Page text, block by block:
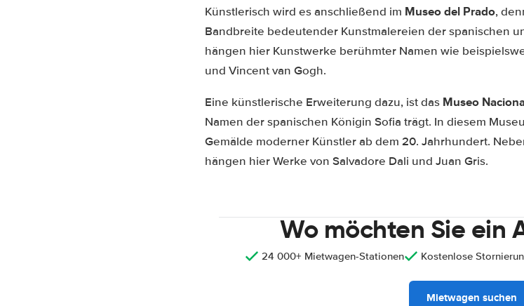
Künstlerisch wird es anschließend im Museo del Prado,
Bandbreite bedeutender Kunstmalereien der spanischen
hängen hier Kunstwerke berühmter Namen wie
und Vincent van Gogh.
Eine künstlerische Erweiterung dazu, ist das Museo
Namen der spanischen Königin Sofia trägt. In diesem
Gemälde moderner Künstler ab dem 20. Jahrhundert.
hängen hier Werke von Salvadore Dali und Juan Gris.
Wo möchten Sie ein
24 000+ Mietwagen-Stationen Kostenlose
Mietwagen suchen